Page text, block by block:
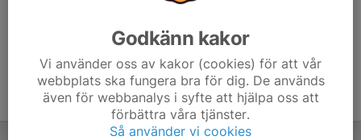
Godkänn kakor
Vi använder oss av kakor (cookies) för att vår
webbplats ska fungera bra för dig. De används
även för webbanalys i syfte att hjälpa oss att
förbättra våra tjänster.
Så använder vi cookies